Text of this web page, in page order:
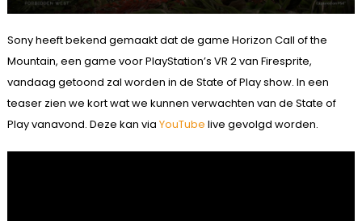
Sony heeft bekend gemaakt dat de game Horizon Call of the
Mountain, een game voor PlayStation’s VR 2 van Firesprite,
vandaag getoond zal worden in de State of Play show. In een
teaser zien we kort wat we kunnen verwachten van de State of
Play vanavond. Deze kan via YouTube live gevolgd worden.